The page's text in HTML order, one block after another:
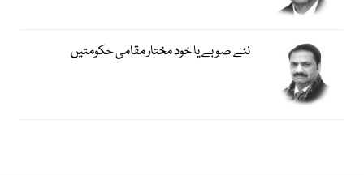
نئے صوبے یا خود مختار مقامی حکومتیں